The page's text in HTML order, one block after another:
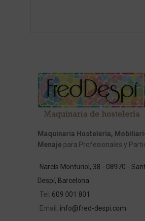
Maquinaria Hostelería,
Menaje para Profesionales y
Narcís Monturiol, 38 - 08970 -
Despí, Barcelona
Tel: 609 001 801
Email: info@fred-despi.com